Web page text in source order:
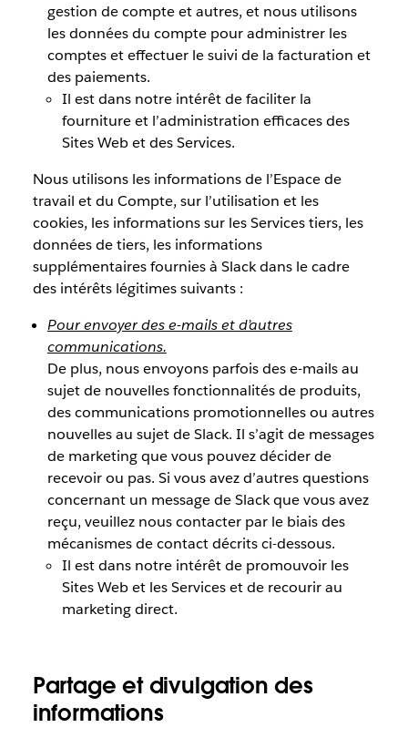
gestion de compte et autres, et nous utilisons
les données du compte pour administrer les
comptes et effectuer le suivi de la facturation et
des paiements.
Il est dans notre intérêt de faciliter la
fourniture et l’administration efficaces des
Sites Web et des Services.
Nous utilisons les informations de l’Espace de
travail et du Compte, sur l’utilisation et les
cookies, les informations sur les Services tiers, les
données de tiers, les informations
supplémentaires fournies à Slack dans le cadre
des intérêts légitimes suivants :
Pour envoyer des e-mails et d’autres
communications.
De plus, nous envoyons parfois des e-mails au
sujet de nouvelles fonctionnalités de produits,
des communications promotionnelles ou autres
nouvelles au sujet de Slack. Il s’agit de messages
de marketing que vous pouvez décider de
recevoir ou pas. Si vous avez d’autres questions
concernant un message de Slack que vous avez
reçu, veuillez nous contacter par le biais des
mécanismes de contact décrits ci-dessous.
Il est dans notre intérêt de promouvoir les
Sites Web et les Services et de recourir au
marketing direct.
Partage et divulgation des
informations